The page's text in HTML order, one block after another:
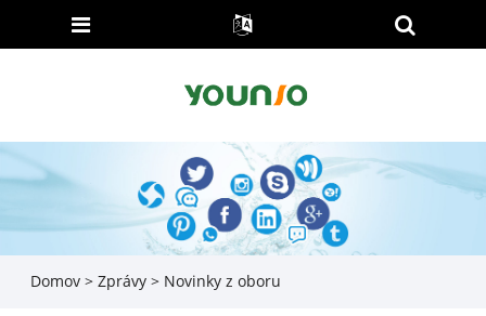
Domov > Zprávy> Novinky z oboru